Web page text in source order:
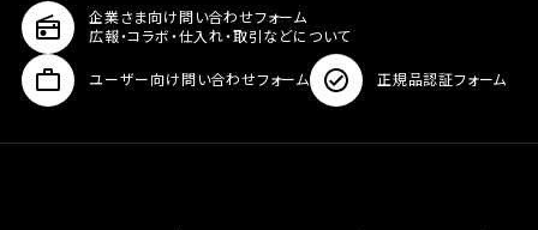
企業さま向け問い合わせフォーム
広報・コラボ・仕入れ・取引などについて
ユーザー向け問い合わせフォーム 正規品認証フォーム